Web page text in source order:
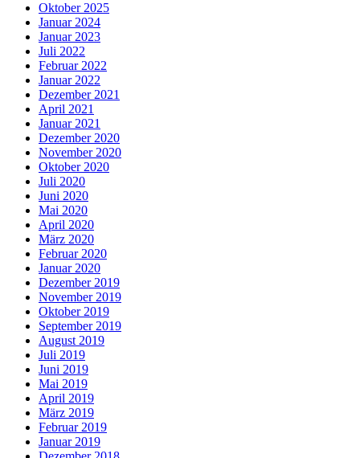
Oktober 2025
Januar 2024
Januar 2023
Juli 2022
Februar 2022
Januar 2022
Dezember 2021
April 2021
Januar 2021
Dezember 2020
November 2020
Oktober 2020
Juli 2020
Juni 2020
Mai 2020
April 2020
März 2020
Februar 2020
Januar 2020
Dezember 2019
November 2019
Oktober 2019
September 2019
August 2019
Juli 2019
Juni 2019
Mai 2019
April 2019
März 2019
Februar 2019
Januar 2019